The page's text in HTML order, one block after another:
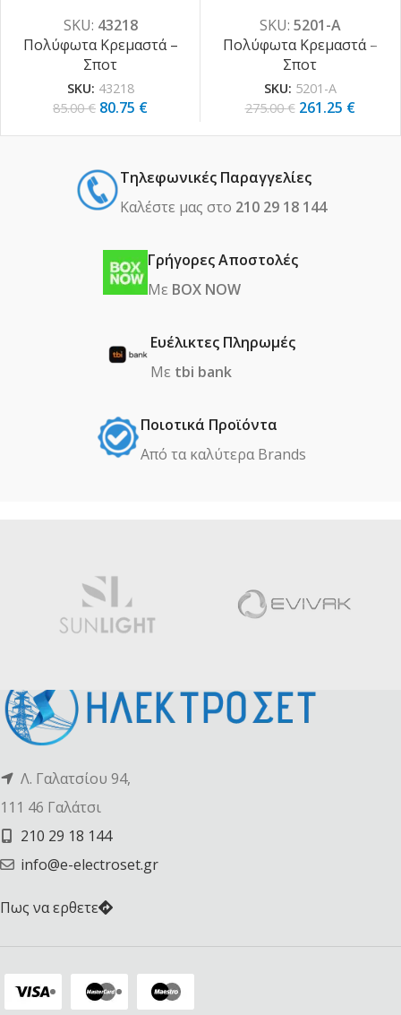
κρύσταλλα 2XG9 D:28cm
(43218)
SKU: 43218
Πολύφωτα Κρεμαστά –
Σποτ
SKU: 43218
85.00€ 80.75 €
D:50cm (5201-Α)
SKU: 5201-Α
Πολύφωτα Κρεμαστά –
Σποτ
SKU: 5201-Α
275.00€ 261.25 €
Τηλεφωνικές Παραγγελίες
Καλέστε μας στο 210 29 18 144
Γρήγορες Αποστολές
Με BOX NOW
Ευέλικτες Πληρωμές
Με tbi bank
Ποιοτικά Προϊόντα
Από τα καλύτερα Βrands
Λ. Γαλατσίου 94,
111 46 Γαλάτσι
210 29 18 144
info@e-electroset.gr
Πως να ερθετε